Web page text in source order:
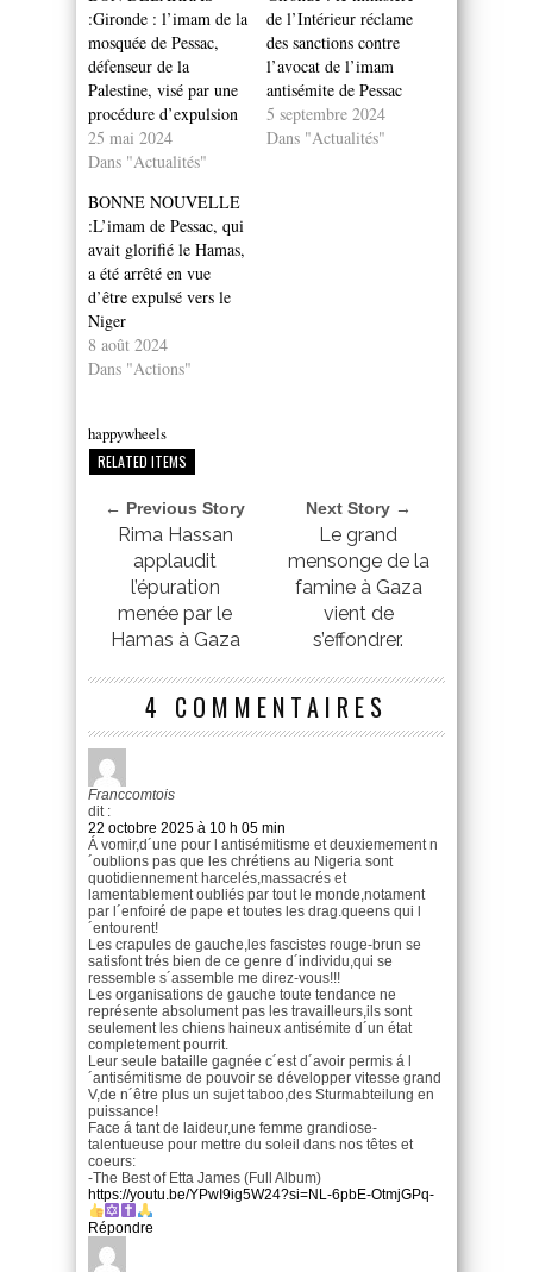
:Gironde : l’imam de la
mosquée de Pessac,
défenseur de la
Palestine, visé par une
procédure d’expulsion
25 mai 2024
Dans "Actualités"
de l’Intérieur réclame
des sanctions contre
l’avocat de l’imam
antisémite de Pessac
5 septembre 2024
Dans "Actualités"
BONNE NOUVELLE
:L’imam de Pessac, qui
avait glorifié le Hamas,
a été arrêté en vue
d’être expulsé vers le
Niger
8 août 2024
Dans "Actions"
happywheels
RELATED ITEMS
← Previous Story
Rima Hassan
applaudit
l’épuration
menée par le
Hamas à Gaza
Next Story →
Le grand
mensonge de la
famine à Gaza
vient de
s’effondrer.
4 COMMENTAIRES
Franccomtois
dit :
22 octobre 2025 à 10 h 05 min
Á vomir,d´une pour l antisémitisme et deuxiemement n
´oublions pas que les chrétiens au Nigeria sont
quotidiennement harcelés,massacrés et
lamentablement oubliés par tout le monde,notament
par l´enfoiré de pape et toutes les drag.queens qui l
´entourent!
Les crapules de gauche,les fascistes rouge-brun se
satisfont trés bien de ce genre d´individu,qui se
ressemble s´assemble me direz-vous!!!
Les organisations de gauche toute tendance ne
représente absolument pas les travailleurs,ils sont
seulement les chiens haineux antisémite d´un état
completement pourrit.
Leur seule bataille gagnée c´est d´avoir permis á l
´antisémitisme de pouvoir se développer vitesse grand
V,de n´être plus un sujet taboo,des Sturmabteilung en
puissance!
Face á tant de laideur,une femme grandiose-
talentueuse pour mettre du soleil dans nos têtes et
coeurs:
-The Best of Etta James (Full Album)
https://youtu.be/YPwI9ig5W24?si=NL-6pbE-OtmjGPq-
Répondre